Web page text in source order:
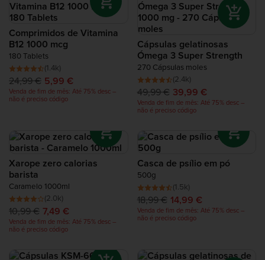
Comprimidos de Vitamina
B12 1000 mcg
180 Tablets
(1.4k)
24,99 € 5,99 €
Venda de fim de mês: Até 75% desc –
não é preciso código
Cápsulas gelatinosas
Ómega 3 Super Strength
270 Cápsulas moles
(2.4k)
49,99 € 39,99 €
Venda de fim de mês: Até 75% desc –
não é preciso código
Xarope zero calorias
barista
Caramelo 1000ml
(2.0k)
10,99 € 7,49 €
Venda de fim de mês: Até 75% desc –
não é preciso código
Casca de psílio em pó
500g
(1.5k)
18,99 € 14,99 €
Venda de fim de mês: Até 75% desc –
não é preciso código